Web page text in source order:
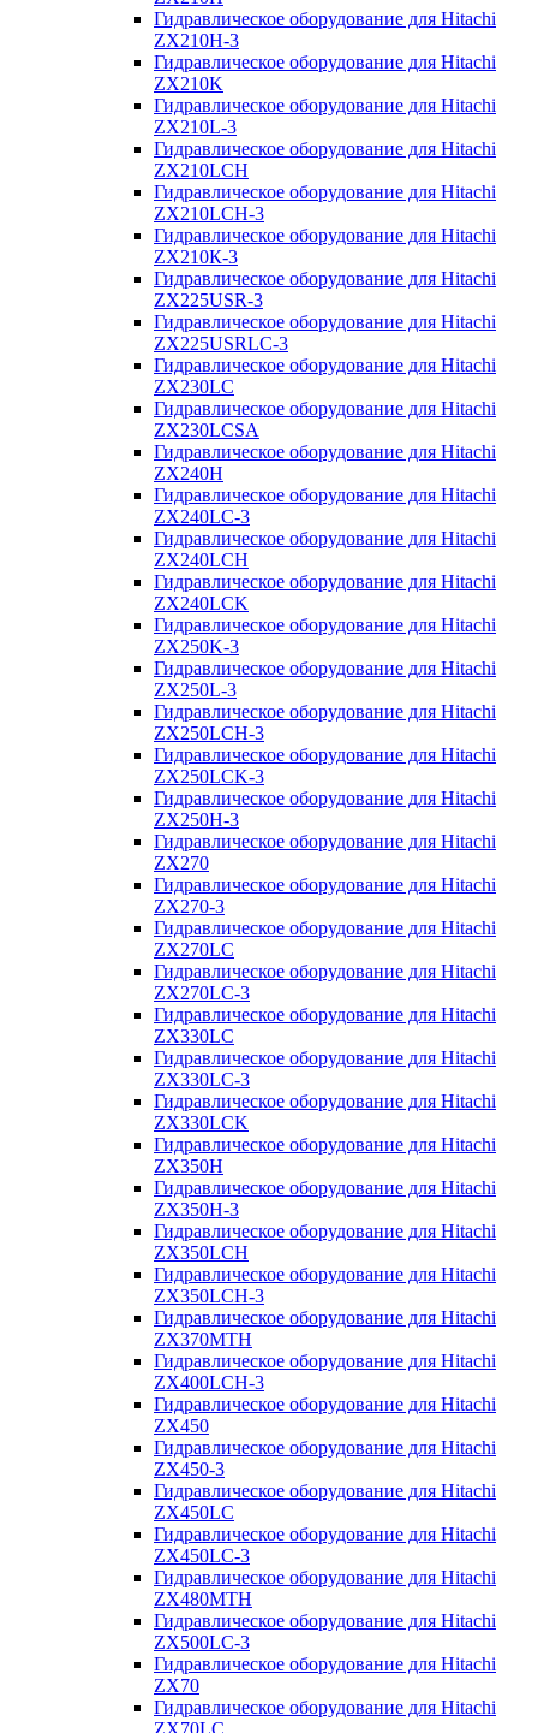
Гидравлическое оборудование для Hitachi
ZX210H-3
Гидравлическое оборудование для Hitachi
ZX210K
Гидравлическое оборудование для Hitachi
ZX210L-3
Гидравлическое оборудование для Hitachi
ZX210LCH
Гидравлическое оборудование для Hitachi
ZX210LCH-3
Гидравлическое оборудование для Hitachi
ZX210К-3
Гидравлическое оборудование для Hitachi
ZX225USR-3
Гидравлическое оборудование для Hitachi
ZX225USRLC-3
Гидравлическое оборудование для Hitachi
ZX230LC
Гидравлическое оборудование для Hitachi
ZX230LCSA
Гидравлическое оборудование для Hitachi
ZX240H
Гидравлическое оборудование для Hitachi
ZX240LC-3
Гидравлическое оборудование для Hitachi
ZX240LCH
Гидравлическое оборудование для Hitachi
ZX240LCK
Гидравлическое оборудование для Hitachi
ZX250K-3
Гидравлическое оборудование для Hitachi
ZX250L-3
Гидравлическое оборудование для Hitachi
ZX250LCH-3
Гидравлическое оборудование для Hitachi
ZX250LCK-3
Гидравлическое оборудование для Hitachi
ZX250Н-3
Гидравлическое оборудование для Hitachi
ZX270
Гидравлическое оборудование для Hitachi
ZX270-3
Гидравлическое оборудование для Hitachi
ZX270LC
Гидравлическое оборудование для Hitachi
ZX270LC-3
Гидравлическое оборудование для Hitachi
ZX330LC
Гидравлическое оборудование для Hitachi
ZX330LC-3
Гидравлическое оборудование для Hitachi
ZX330LCK
Гидравлическое оборудование для Hitachi
ZX350H
Гидравлическое оборудование для Hitachi
ZX350H-3
Гидравлическое оборудование для Hitachi
ZX350LCH
Гидравлическое оборудование для Hitachi
ZX350LCH-3
Гидравлическое оборудование для Hitachi
ZX370MTH
Гидравлическое оборудование для Hitachi
ZX400LCH-3
Гидравлическое оборудование для Hitachi
ZX450
Гидравлическое оборудование для Hitachi
ZX450-3
Гидравлическое оборудование для Hitachi
ZX450LC
Гидравлическое оборудование для Hitachi
ZX450LC-3
Гидравлическое оборудование для Hitachi
ZX480MTH
Гидравлическое оборудование для Hitachi
ZX500LC-3
Гидравлическое оборудование для Hitachi
ZX70
Гидравлическое оборудование для Hitachi
ZX70LC